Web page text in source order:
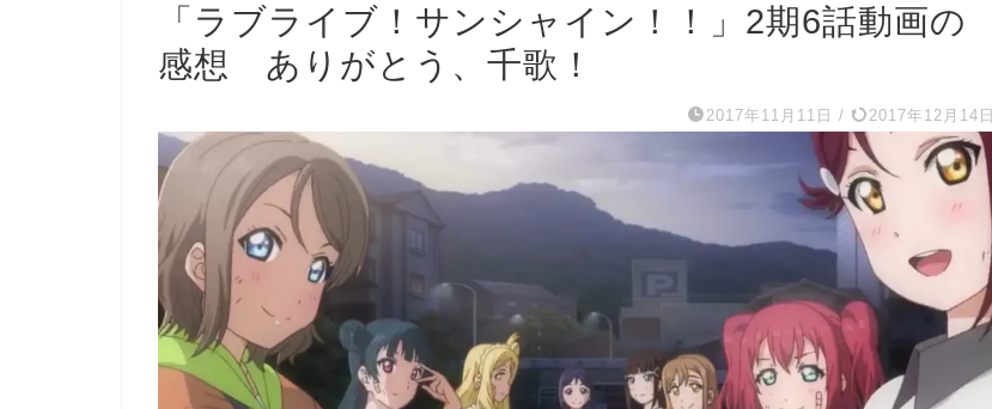
「ラブライブ！サンシャイン！！」2期6話動画の
感想 ありがとう、千歌！
2017年11月11日 / 2017年12月14日